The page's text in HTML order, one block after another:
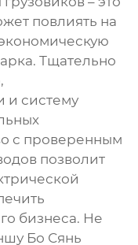
повлиять на
Тщательно
и систему
с проверенным
позволит
бизнеса. Не
Бо Сянь